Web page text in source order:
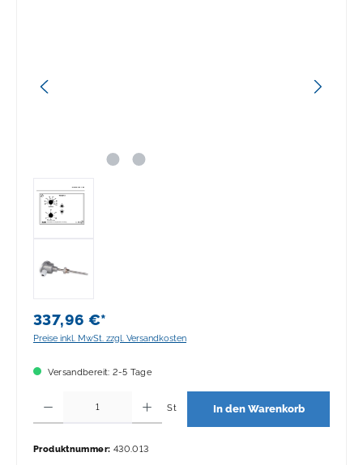
337,96 €*
Preise inkl. MwSt. zzgl. Versandkosten
Versandbereit: 2-5 Tage
St In den Warenkorb
Produktnummer: 430.013